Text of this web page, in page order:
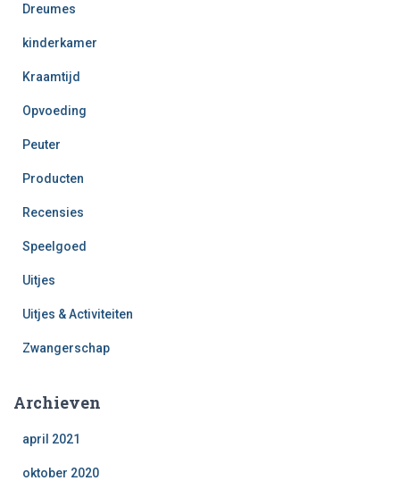
Dreumes
kinderkamer
Kraamtijd
Opvoeding
Peuter
Producten
Recensies
Speelgoed
Uitjes
Uitjes & Activiteiten
Zwangerschap
Archieven
april 2021
oktober 2020